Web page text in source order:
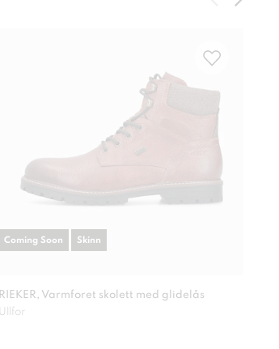
RIEKER, Varmforet skolett med glidelås
Ullfor
Coming Soon Skinn